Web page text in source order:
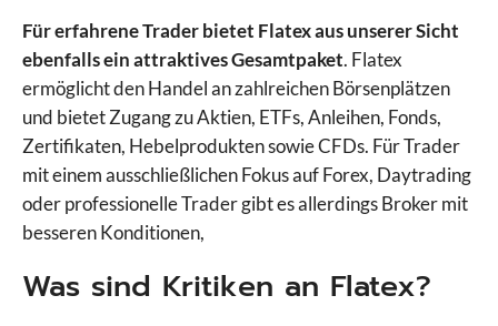
FOREX.com
FP Markets
FP Trading
FP Trading Demo
Freedom24
Fusion Markets
FXCM
FxPro
IC Markets
Für erfahrene Trader bietet Flatex aus unserer Sicht
ebenfalls ein attraktives Gesamtpaket. Flatex
ermöglicht den Handel an zahlreichen Börsenplätzen
und bietet Zugang zu Aktien, ETFs, Anleihen, Fonds,
Zertifikaten, Hebelprodukten sowie CFDs. Für Trader
mit einem ausschließlichen Fokus auf Forex, Daytrading
oder professionelle Trader gibt es allerdings Broker mit
besseren Konditionen,
Was sind Kritiken an Flatex?